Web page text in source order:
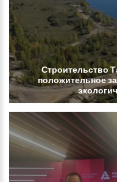
Строительство
положительное